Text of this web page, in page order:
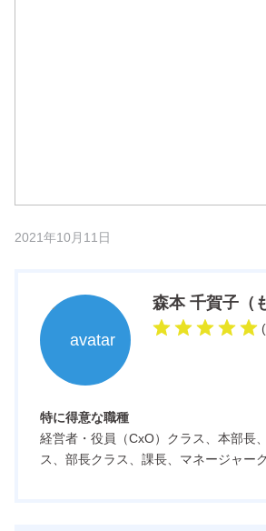
2021年10月11日
森本 千賀子（
(
特に得意な職種
経営者・役員（CxO）クラス、本部長
ス、部長クラス、課長、マネージャー